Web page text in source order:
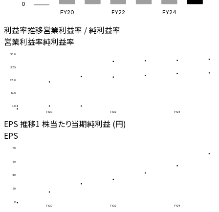
0
FY20 FY22 FY24
利益率推移営業利益率 / 純利益率
営業利益率純利益率
0.0
12.5
25.0
37.5
50.0
FY20 FY22 FY24
EPS 推移1 株当たり当期純利益 (円)
EPS
0
20
40
60
80
FY20 FY22 FY24